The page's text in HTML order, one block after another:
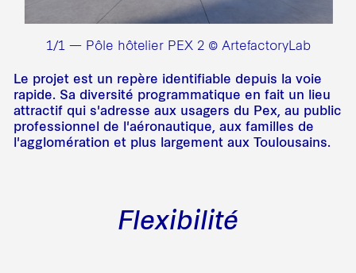
1/1 — Pôle hôtelier PEX 2 © ArtefactoryLab
Le projet est un repère identifiable depuis la voie
rapide. Sa diversité programmatique en fait un lieu
attractif qui s'adresse aux usagers du Pex, au public
professionnel de l'aéronautique, aux familles de
l'agglomération et plus largement aux Toulousains.
Flexibilité